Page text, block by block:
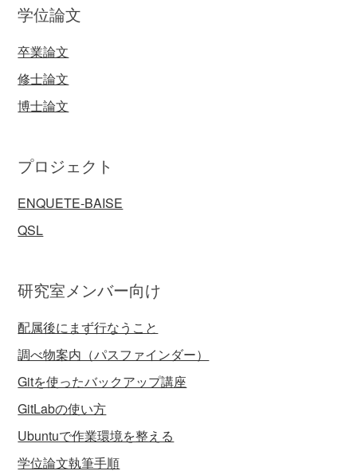
学位論文
卒業論文
修士論文
博士論文
プロジェクト
ENQUETE-BAISE
QSL
研究室メンバー向け
配属後にまず行なうこと
調べ物案内（パスファインダー）
Gitを使ったバックアップ講座
GitLabの使い方
Ubuntuで作業環境を整える
学位論文執筆手順